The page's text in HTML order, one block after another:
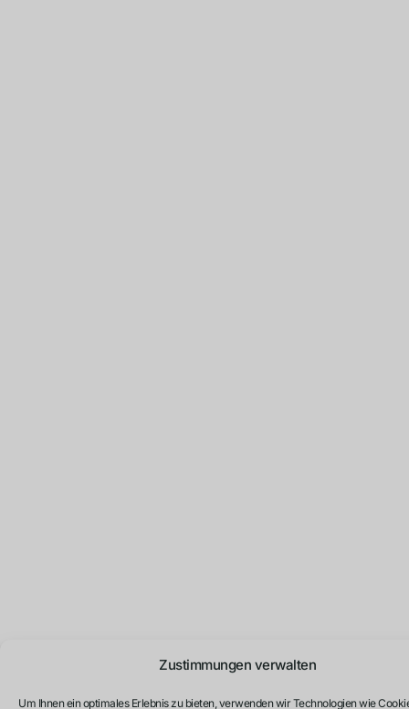
Zustimmungen verwalten
Um Ihnen ein optimales Erlebnis zu bieten, verwenden wir Technologien wie